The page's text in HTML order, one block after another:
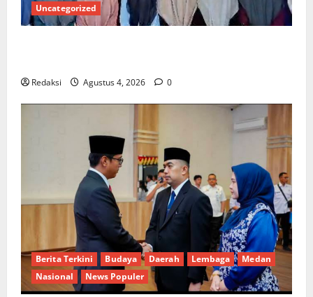
Uncategorized
Redaksi Agustus 4, 2026 0
Berita Terkini Budaya Daerah Lembaga
Medan
Nasional
News Populer